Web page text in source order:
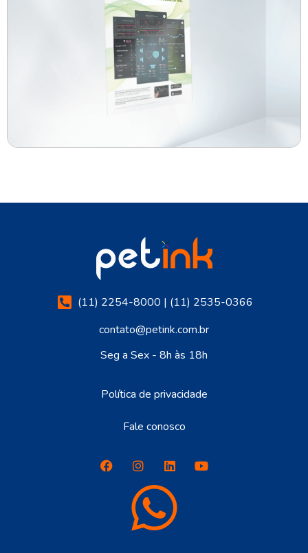
(11) 2254-8000 | (11) 2535-0366
contato@petink.com.br
Seg a Sex - 8h às 18h
Política de privacidade
Fale conosco